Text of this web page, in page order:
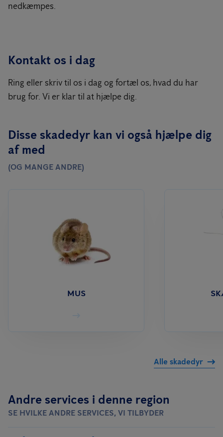
nedkæmpes.
Kontakt os i dag
Ring eller skriv til os i dag og fortæl os, hvad du har
brug for. Vi er klar til at hjælpe dig.
Disse skadedyr kan vi også hjælpe dig
af med
(OG MANGE ANDRE)
MUS
Alle skadedyr
Andre services i denne region
SE HVILKE ANDRE SERVICES, VI TILBYDER